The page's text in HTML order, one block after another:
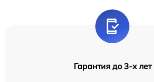
Гарантия до 3-х лет